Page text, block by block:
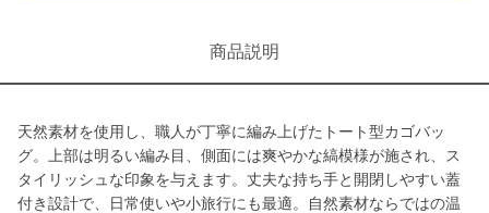
商品説明
天然素材を使用し、職人が丁寧に編み上げたトート型カゴバッ
グ。上部は明るい編み目、側面には爽やかな縞模様が施され、ス
タイリッシュな印象を与えます。丈夫な持ち手と開閉しやすい蓋
付き設計で、日常使いや小旅行にも最適。自然素材ならではの温